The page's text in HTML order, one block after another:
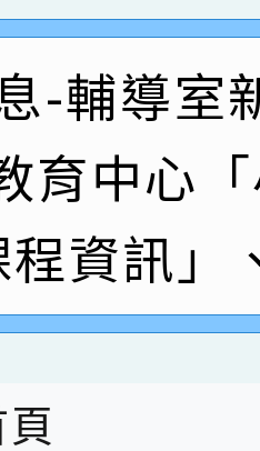
。
教師榮獲社
巴斯O蜜、
市科展 國
師王老師、
年二班張O
賽國小朗讀
老師
加桃園市中
教師榮獲教
-第二名
與2026世
科學小創客佳
-輔導室
育中心
資訊」